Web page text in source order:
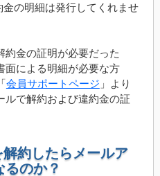
の明細は発行してくれませ
約金の証明が必要だった
面による明細が必要な方
会員サポートページ 」より
ルで解約および違約金の証
約したらメールア
るのか？